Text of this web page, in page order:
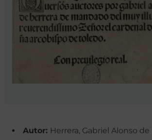
Autor: Herrera, Gabriel Alonso de